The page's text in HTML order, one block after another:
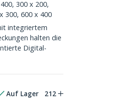
300 x 200,
300, 600 x 400
integriertem
halten die
Digital-
Auf Lager 212